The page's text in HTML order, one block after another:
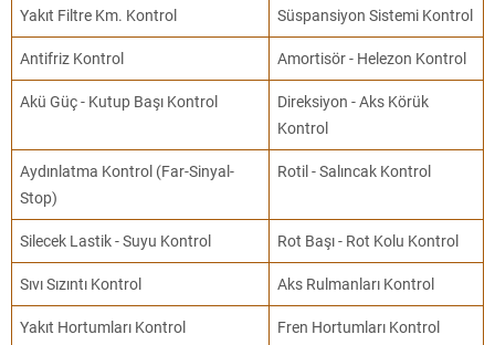
Yakıt Filtre Km. Kontrol Süspansiyon Sistemi Kontrol
Antifriz Kontrol Amortisör - Helezon Kontrol
Akü Güç - Kutup Başı Kontrol
Direksiyon - Aks Körük
Kontrol
Aydınlatma Kontrol (Far-Sinyal-
Stop)
Rotil - Salıncak Kontrol
Silecek Lastik - Suyu Kontrol Rot Başı - Rot Kolu Kontrol
Sıvı Sızıntı Kontrol Aks Rulmanları Kontrol
Yakıt Hortumları Kontrol Fren Hortumları Kontrol